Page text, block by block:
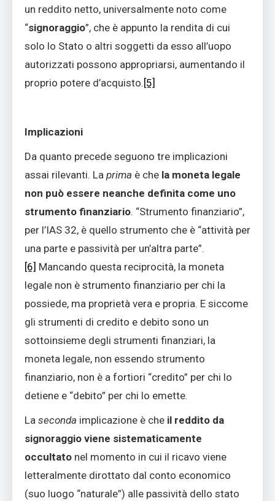
un reddito netto, universalmente noto come
“signoraggio”, che è appunto la rendita di cui
solo lo Stato o altri soggetti da esso all’uopo
autorizzati possono appropriarsi, aumentando il
proprio potere d’acquisto.[5]
Implicazioni
Da quanto precede seguono tre implicazioni
assai rilevanti. La prima è che la moneta legale
non può essere neanche definita come uno
strumento finanziario. “Strumento finanziario”,
per l’IAS 32, è quello strumento che è “attività per
una parte e passività per un’altra parte”.
[6] Mancando questa reciprocità, la moneta
legale non è strumento finanziario per chi la
possiede, ma proprietà vera e propria. E siccome
gli strumenti di credito e debito sono un
sottoinsieme degli strumenti finanziari, la
moneta legale, non essendo strumento
finanziario, non è a fortiori “credito” per chi lo
detiene e “debito” per chi lo emette.
La seconda implicazione è che il reddito da
signoraggio viene sistematicamente
occultato nel momento in cui il ricavo viene
letteralmente dirottato dal conto economico
(suo luogo “naturale”) alle passività dello stato